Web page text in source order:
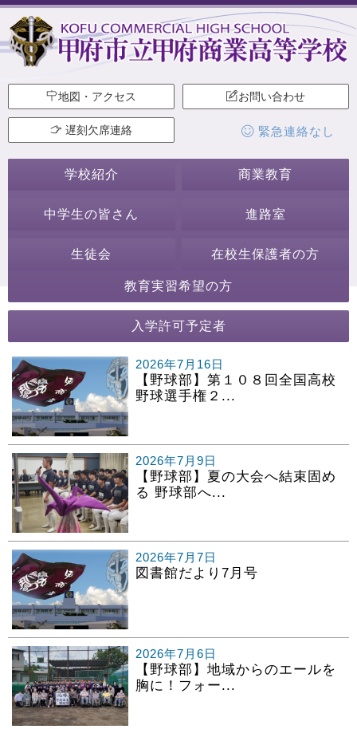
地図・アクセス お問い合わせ
遅刻欠席連絡 緊急連絡なし
学校紹介 商業教育
中学生の皆さん 進路室
生徒会 在校生保護者の方
教育実習希望の方
入学許可予定者
学校からのお知らせ
2026年7月16日
【野球部】第１０８回全国高校
野球選手権２...
2026年7月9日
【野球部】夏の大会へ結束固め
る 野球部へ...
2026年7月7日
図書館だより7月号
2026年7月6日
【野球部】地域からのエールを
胸に！フォー...